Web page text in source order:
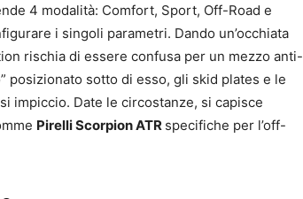
4 modalità: Comfort, Sport, Off-Road e
i singoli parametri. Dando un’occhiata
rischia di essere confusa per un mezzo anti-
posizionato sotto di esso, gli skid plates e le
impiccio. Date le circostanze, si capisce
Pirelli Scorpion ATR specifiche per l’off-